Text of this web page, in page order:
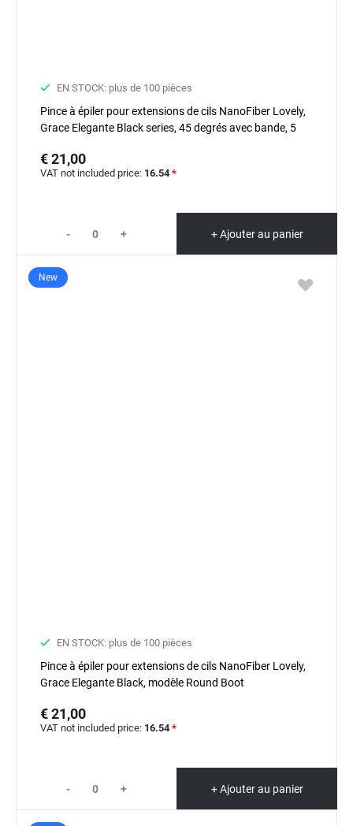
EN STOCK: plus de 100 pièces
Pince à épiler pour extensions de cils NanoFiber Lovely,
Grace Elegante Black series, 45 degrés avec bande, 5
€ 21,00
VAT not included price: 16.54 *
- + + Ajouter au panier
New
EN STOCK: plus de 100 pièces
Pince à épiler pour extensions de cils NanoFiber Lovely,
Grace Elegante Black, modèle Round Boot
€ 21,00
VAT not included price: 16.54 *
- + + Ajouter au panier